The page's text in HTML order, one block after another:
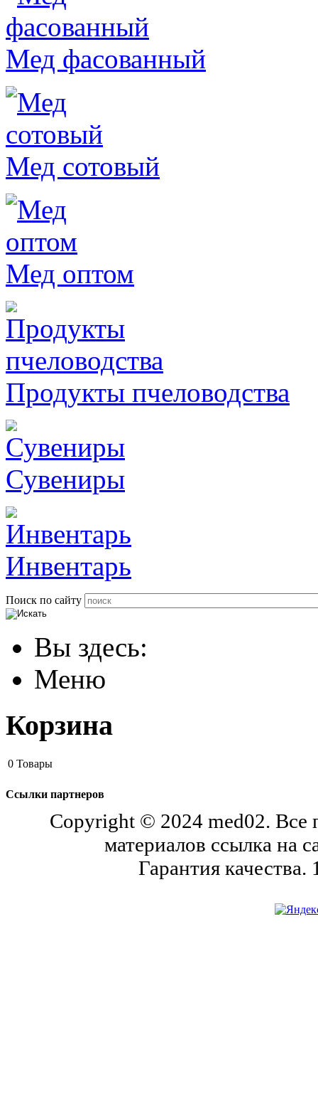
Мед фасованный
Мед сотовый
Мед оптом
Продукты пчеловодства
Сувениры
Инвентарь
Поиск по сайту
Вы здесь:
Меню
Корзина
0 Товары
Ссылки партнеров
Copyright © 2024 med02. Все
материалов ссылка на
Гарантия